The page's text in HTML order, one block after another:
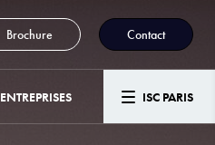
Brochure Contact
ENTREPRISES ISC PARIS